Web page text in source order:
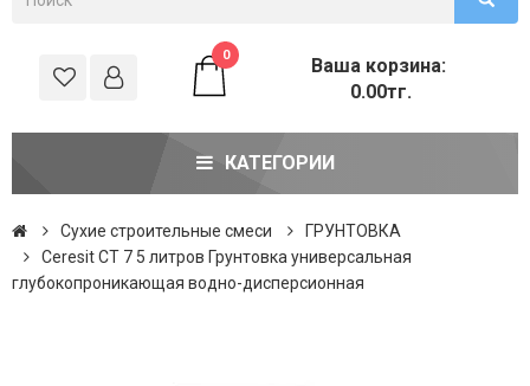
0
Ваша корзина:
0.00тг.
КАТЕГОРИИ
Сухие строительные смеси
ГРУНТОВКА
Ceresit CT 7 5 литров Грунтовка универсальная
глубокопроникающая водно-дисперсионная